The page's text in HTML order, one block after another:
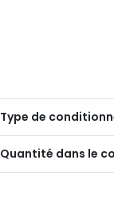
Type de
Quantité dans le